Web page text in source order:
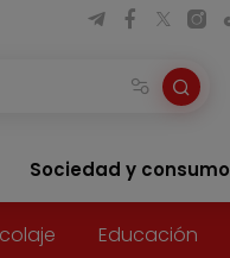
Sociedad y consumo
Educación